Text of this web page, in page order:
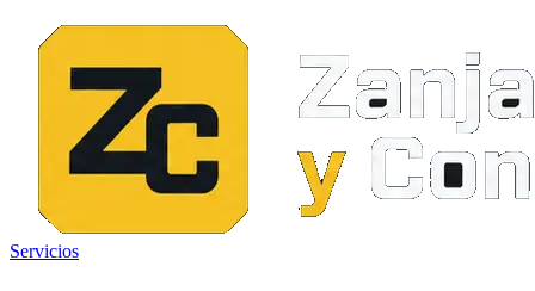
Servicios